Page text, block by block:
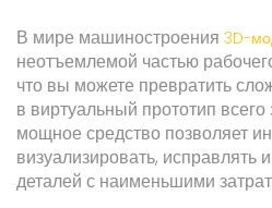
В мире машиностроения 3D-
неотъемлемой частью
что вы можете превратить
в виртуальный прототип
мощное средство позволяет
визуализировать, исправлять
деталей с наименьшими